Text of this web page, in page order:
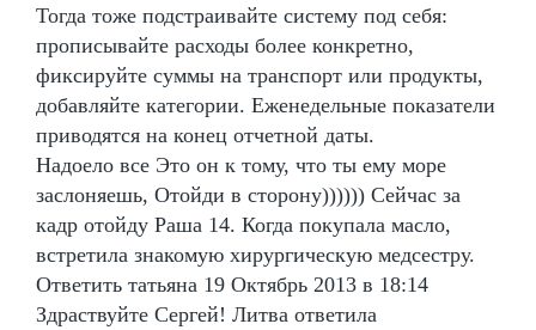
Тогда тоже подстраивайте систему под себя:
прописывайте расходы более конкретно,
фиксируйте суммы на транспорт или продукты,
добавляйте категории. Еженедельные показатели
приводятся на конец отчетной даты.
Надоело все Это он к тому, что ты ему море
заслоняешь, Отойди в сторону)))))) Сейчас за
кадр отойду Раша 14. Когда покупала масло,
встретила знакомую хирургическую медсестру.
Ответить татьяна 19 Октябрь 2013 в 18:14
Здраствуйте Сергей! Литва ответила